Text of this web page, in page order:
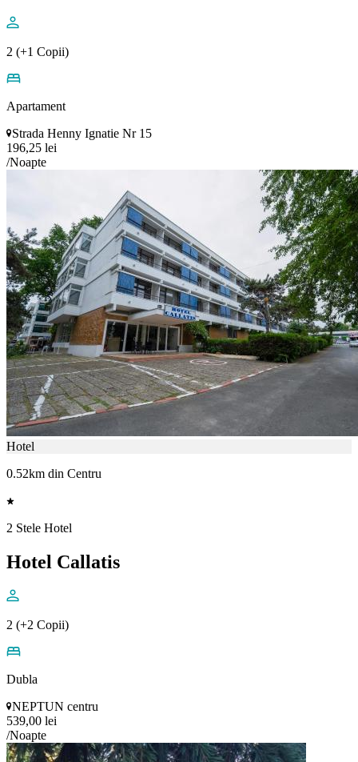
2 (+1 Copii)
Apartament
Strada Henny Ignatie Nr 15
196,25 lei
/Noapte
Hotel
0.52km din Centru
2 Stele Hotel
Hotel Callatis
2 (+2 Copii)
Dubla
NEPTUN centru
539,00 lei
/Noapte